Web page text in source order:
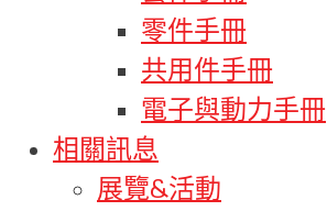
零件手冊
共用件手冊
電子與動力手冊
相關訊息
展覽&活動